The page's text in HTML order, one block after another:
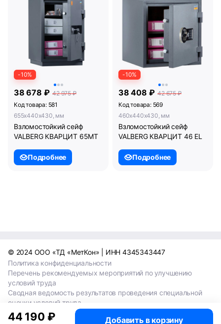
44 190 ₽ Добавить в корзину
-10%
38 678 ₽ 42 975 ₽
Код товара: 581
655x440x430, мм
Взломостойкий сейф
VALBERG КВАРЦИТ 65МТ
Подробнее
-10%
38 408 ₽ 42 675 ₽
Код товара: 569
460x440x430, мм
Взломостойкий сейф
VALBERG КВАРЦИТ 46 EL
Подробнее
© 2024 ООО «ТД «МетКон» | ИНН 4345343447
Политика конфиденциальности
Перечень рекомендуемых мероприятий по улучшению
условий труда
Сводная ведомость результатов проведения специальной
оценки условий труда
Сводная ведомость результатов проведения специальной
оценки условий труда 2024